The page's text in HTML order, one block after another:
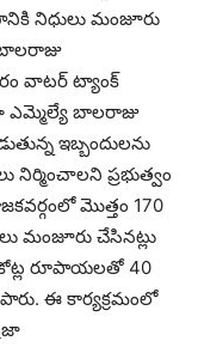
నిధులు మంజూరు
వాటర్ ట్యాంక్
ఎమ్మెల్యే బాలరాజు
ఇబ్బందులను
నిర్మించాలని ప్రభుత్వం
మొత్తం 170
మంజూరు చేసినట్లు
కోట్ల రూపాయలతో 40
ఈ కార్యక్రమంలో